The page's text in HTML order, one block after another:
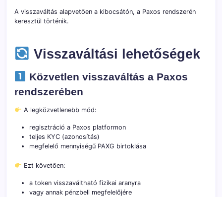
A visszaváltás alapvetően a kibocsátón, a Paxos rendszerén
keresztül történik.
Visszaváltási lehetőségek
Közvetlen visszaváltás a Paxos
rendszerében
A legközvetlenebb mód:
regisztráció a Paxos platformon
teljes KYC (azonosítás)
megfelelő mennyiségű PAXG birtoklása
Ezt követően:
a token visszaváltható fizikai aranyra
vagy annak pénzbeli megfelelőjére